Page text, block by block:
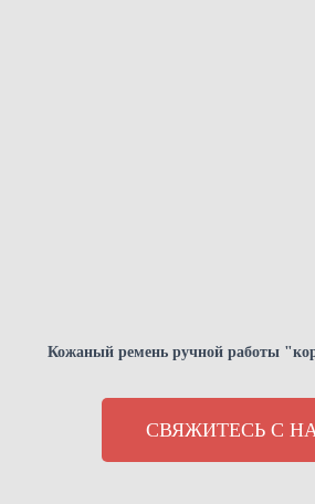
Кожаный ремень ручной работы
СВЯЖИТЕСЬ С